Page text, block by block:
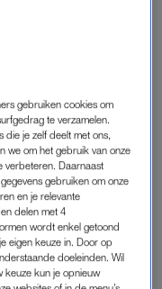
Central Park in
af voor een 18-
de koets trok op
een foto van de groep
politie.
of een film heeft
een koetsrit door
De versierde koets,
omgeving – het
gebruiken cookies om
te verzamelen.
die je zelf deelt met ons,
we om het gebruik van onze
verbeteren. Daarnaast
gebruiken om onze
en je relevante
delen met 4
wordt enkel getoond
eigen keuze in. Door op
doeleinden. Wil
keuze kun je opnieuw